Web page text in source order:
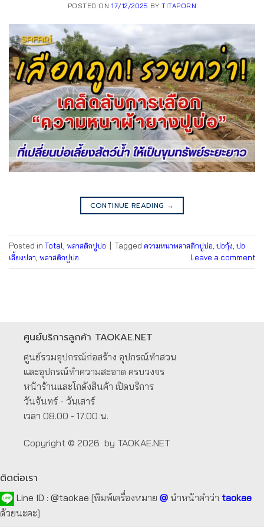
POSTED ON17/12/2025 BY TITAPORN
CONTINUE READING →
Posted in Total, พลาสติกปูบ่อ Tagged ความหนาพลาสติกปูบ่อ, บ่อกุ้ง, บ่อ
เลี้ยงปลา, พลาสติกปูบ่อ Leave a comment
ศูนย์บริการลูกค้า TAOKAE.NET
ศูนย์รวมอุปกรณ์ก่อสร้าง อุปกรณ์ทำสวน
และอุปกรณ์ทำความสะอาด ครบวงจร
หน้าร้านและโกดังสินค้า เปิดบริการ
วันจันทร์ - วันเสาร์
เวลา 08.00 - 17.00 น.
Copyright © 2026 by TAOKAE.NET
ติดต่อเรา
Line ID : @taokae [พิมพ์เครื่องหมาย @ นำหน้าคำว่า taokae
ด้วยนะคะ]